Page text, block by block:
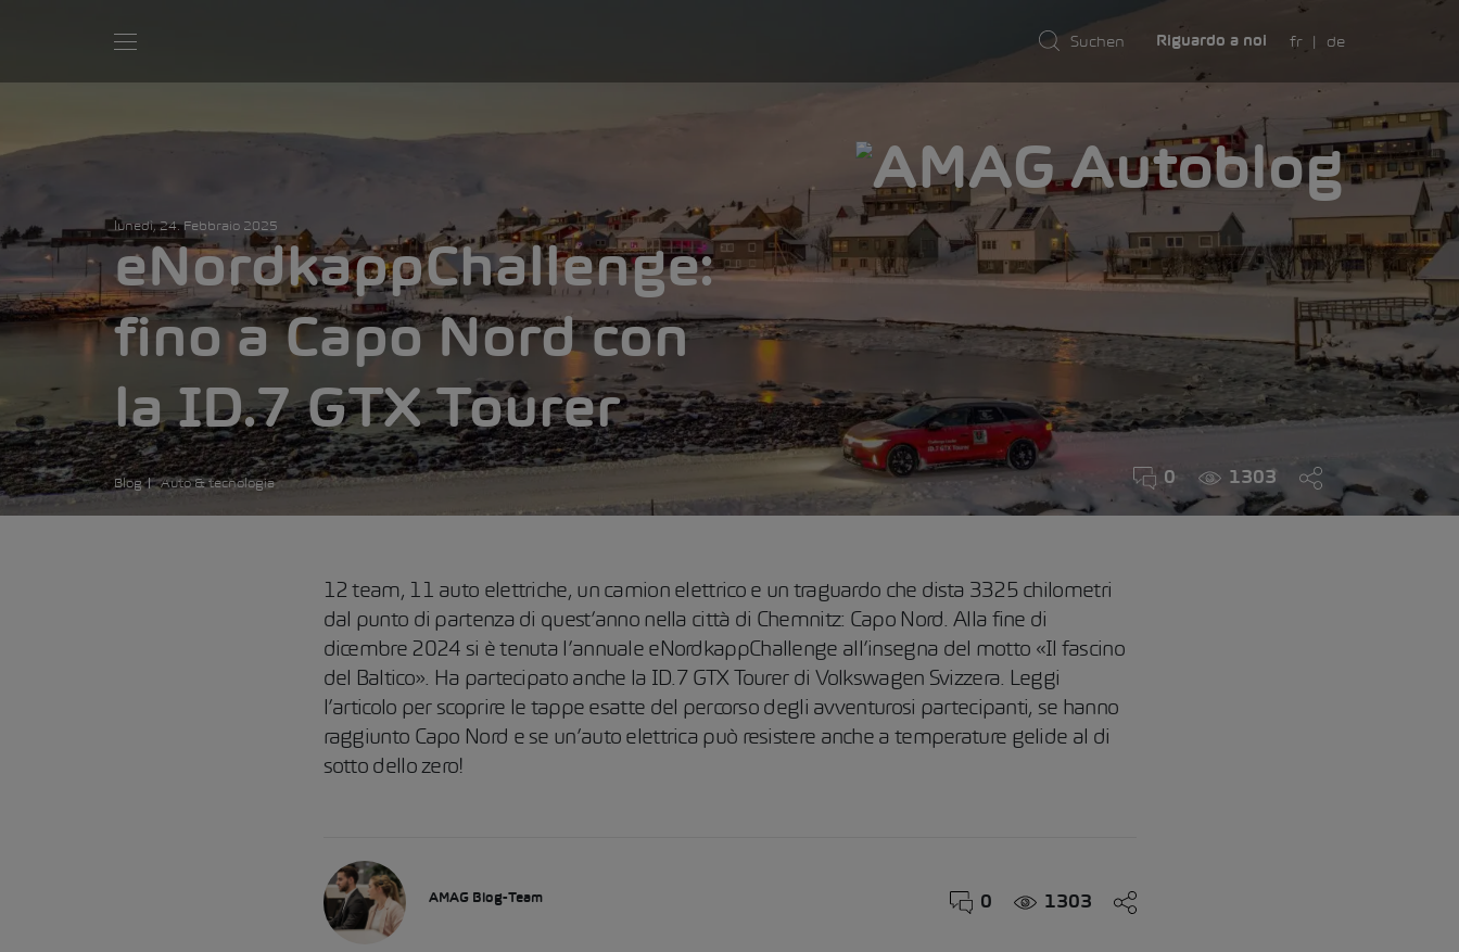
Riguardo a noi fr de
lunedì, 24. Febbraio 2025
eNordkappChallenge:
fino a Capo Nord con
la ID.7 GTX Tourer
Blog Auto & tecnologia 0 1303
12 team, 11 auto elettriche, un camion elettrico e un traguardo che dista 3325 chilometri
dal punto di partenza di quest’anno nella città di Chemnitz: Capo Nord. Alla fine di
dicembre 2024 si è tenuta l’annuale eNordkappChallenge all’insegna del motto «Il fascino
del Baltico». Ha partecipato anche la ID.7 GTX Tourer di Volkswagen Svizzera. Leggi
l’articolo per scoprire le tappe esatte del percorso degli avventurosi partecipanti, se hanno
raggiunto Capo Nord e se un’auto elettrica può resistere anche a temperature gelide al di
sotto dello zero!
AMAG Blog-Team 0 1303